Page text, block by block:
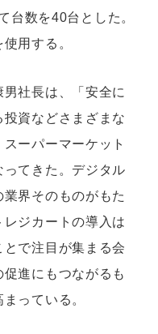
台数を40台とした。
用する。
社長は、「安全に
資などさまざまな
ーパーマーケット
てきた。デジタル
界そのものがもた
ジカートの導入は
で注目が集まる会
進にもつながるも
っている。